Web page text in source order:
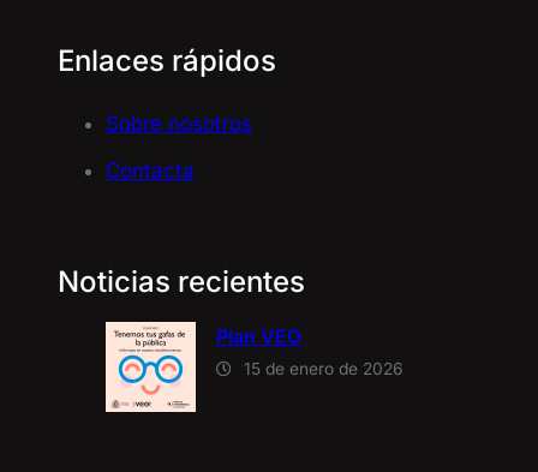
Enlaces rápidos
Sobre nosotros
Contacta
Noticias recientes
Plan VEO
15 de enero de 2026